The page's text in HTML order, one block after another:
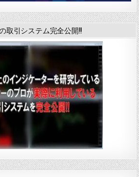
取引システム完全公開!!